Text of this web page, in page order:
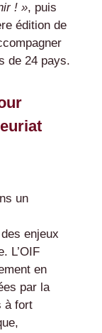
! », puis
édition de
de 24 pays.
un
enjeux
L’OIF
en
par la
à fort